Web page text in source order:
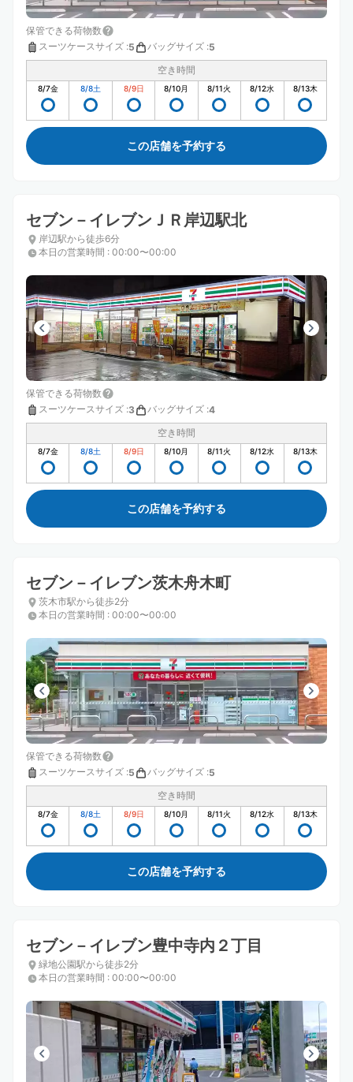
保管できる荷物数
スーツケースサイズ :5 バッグサイズ :5
空き時間
8/7金 8/8土 8/9日 8/10月 8/11火 8/12水 8/13木
この店舗を予約する
セブン－イレブンＪＲ岸辺駅北
岸辺駅から徒歩6分
本日の営業時間 : 00:00〜00:00
保管できる荷物数
スーツケースサイズ :3 バッグサイズ :4
空き時間
8/7金 8/8土 8/9日 8/10月 8/11火 8/12水 8/13木
この店舗を予約する
セブン－イレブン茨木舟木町
茨木市駅から徒歩2分
本日の営業時間 : 00:00〜00:00
保管できる荷物数
スーツケースサイズ :5 バッグサイズ :5
空き時間
8/7金 8/8土 8/9日 8/10月 8/11火 8/12水 8/13木
この店舗を予約する
セブン－イレブン豊中寺内２丁目
緑地公園駅から徒歩2分
本日の営業時間 : 00:00〜00:00